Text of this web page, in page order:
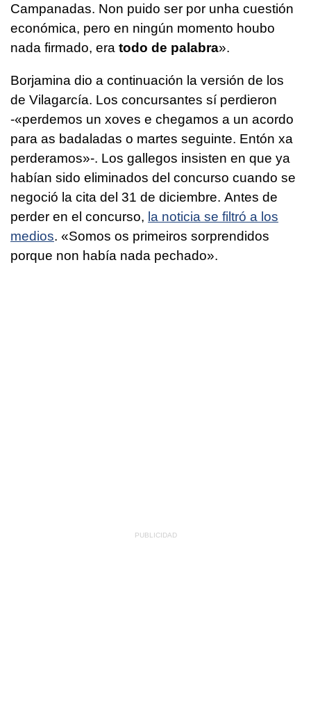
Campanadas. Non puido ser por unha cuestión
económica, pero en ningún momento houbo
nada firmado, era todo de palabra».
Borjamina dio a continuación la versión de los
de Vilagarcía. Los concursantes sí perdieron
-«perdemos un xoves e chegamos a un acordo
para as badaladas o martes seguinte. Entón xa
perderamos»-. Los gallegos insisten en que ya
habían sido eliminados del concurso cuando se
negoció la cita del 31 de diciembre. Antes de
perder en el concurso, la noticia se filtró a los
medios. «Somos os primeiros sorprendidos
porque non había nada pechado».